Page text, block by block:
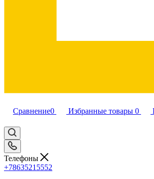
Сравнение0 Избранные товары 0
Телефоны
+78635215552